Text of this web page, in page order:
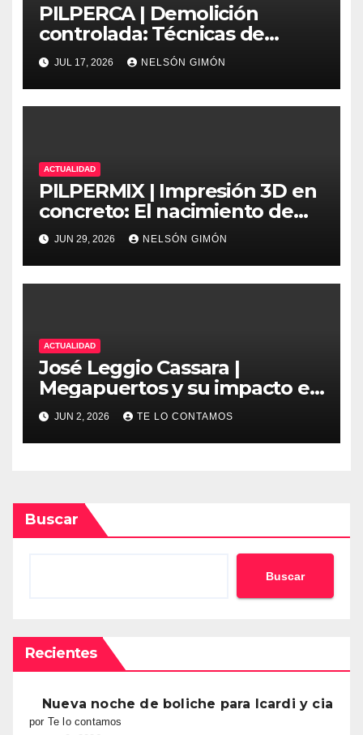
PILPERCA | Demolición
controlada: Técnicas de
precisión y protocolos de
seguridad en la ingeniería
moderna
JUL 17, 2026 NELSÓN GIMÓN
ACTUALIDAD
PILPERMIX | Impresión 3D en
concreto: El nacimiento de
una nueva era arquitectónica
automatizada
JUN 29, 2026 NELSÓN GIMÓN
ACTUALIDAD
José Leggio Cassara |
Megapuertos y su impacto en
el turismo y el comercio
global
JUN 2, 2026 TE LO CONTAMOS
Buscar
Buscar
Recientes
Nueva noche de boliche para Icardi y cia
por Te lo contamos